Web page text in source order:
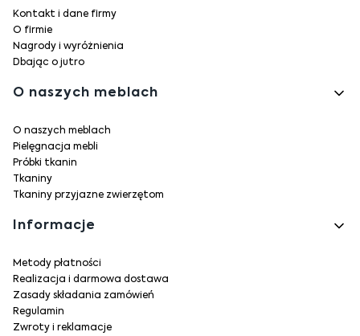
Kontakt i dane firmy
O firmie
Nagrody i wyróżnienia
Dbając o jutro
O naszych meblach
O naszych meblach
Pielęgnacja mebli
Próbki tkanin
Tkaniny
Tkaniny przyjazne zwierzętom
Informacje
Metody płatności
Realizacja i darmowa dostawa
Zasady składania zamówień
Regulamin
Zwroty i reklamacje